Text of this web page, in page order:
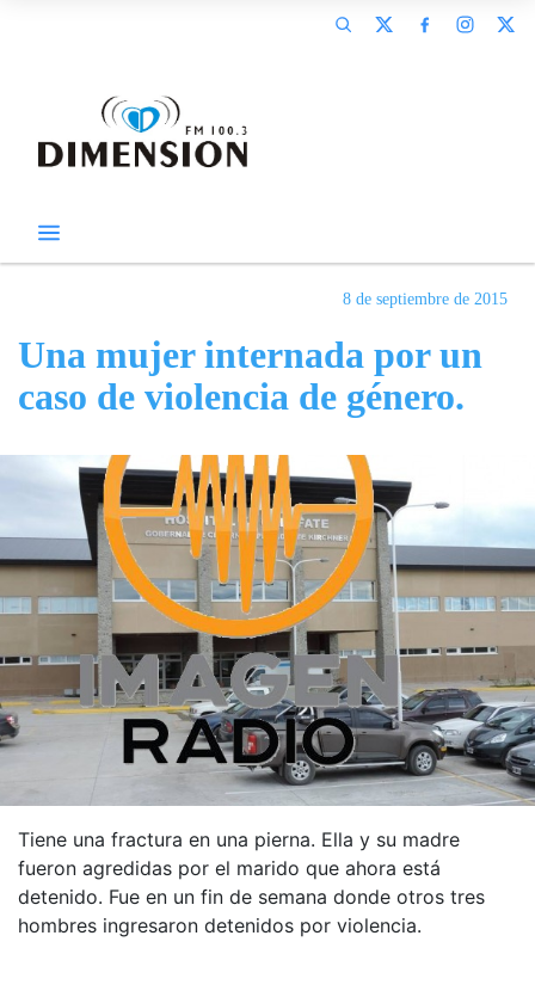
8 de septiembre de 2015
Una mujer internada por un
caso de violencia de género.
Tiene una fractura en una pierna. Ella y su madre
fueron agredidas por el marido que ahora está
detenido. Fue en un fin de semana donde otros tres
hombres ingresaron detenidos por violencia.